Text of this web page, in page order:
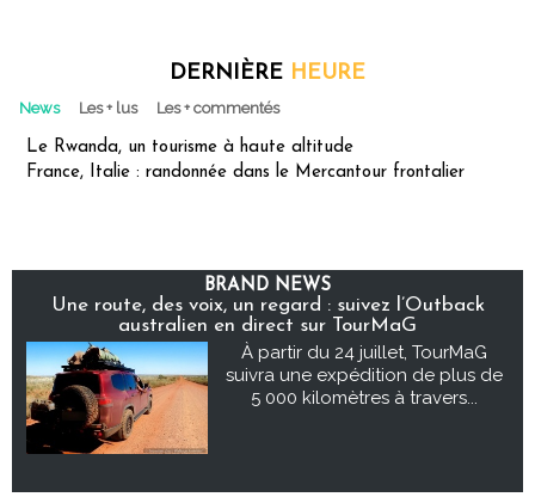
DERNIÈRE HEURE
News Les + lus Les + commentés
Le Rwanda, un tourisme à haute altitude
France, Italie : randonnée dans le Mercantour frontalier
BRAND NEWS
Une route, des voix, un regard : suivez l’Outback
australien en direct sur TourMaG
À partir du 24 juillet, TourMaG
suivra une expédition de plus de
5 000 kilomètres à travers...